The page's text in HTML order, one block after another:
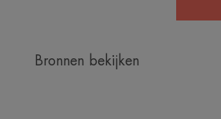
Bronnen bekijken